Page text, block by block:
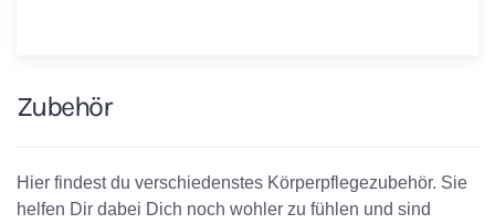
Zubehör
Hier findest du verschiedenstes Körperpflegezubehör. Sie
helfen Dir dabei Dich noch wohler zu fühlen und sind